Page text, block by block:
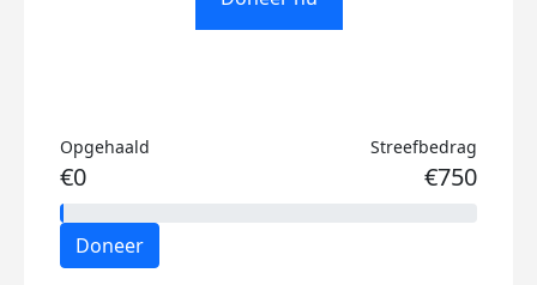
Opgehaald
€0
Streefbedrag
€750
Doneer